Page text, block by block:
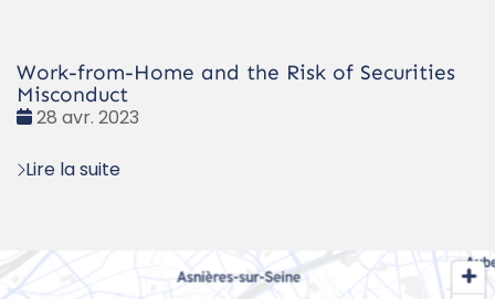
Work-from-Home and the Risk of Securities
Misconduct
Date
28 avr. 2023
Lire la suite